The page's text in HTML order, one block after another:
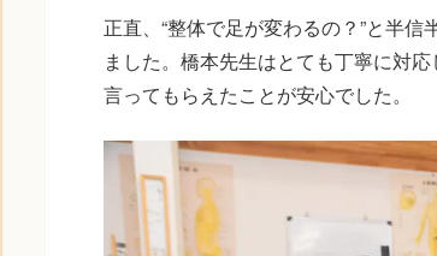
正直、“整体で足が変わるの？”と半
ました。橋本先生はとても丁寧に対
言ってもらえたことが安心でした。